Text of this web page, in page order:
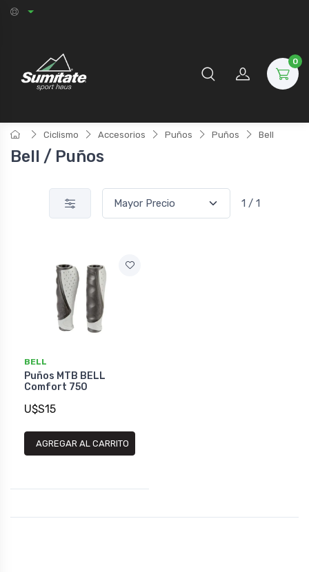
0
Ciclismo Accesorios Puños Puños Bell
Bell / Puños
1 / 1
BELL
Puños MTB BELL
Comfort 750
U$S15
AGREGAR AL CARRITO